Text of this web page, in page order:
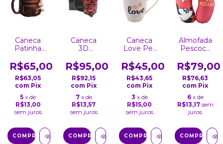
Caneca
Patinha
R$65,00
R$63,05
com Pix
5 x de
R$13,00
sem juros
Caneca
3D
R$95,00
R$92,15
com Pix
7 x de
R$13,57
sem juros
Caneca
Love Pet
R$45,00
R$43,65
com Pix
3 x de
R$15,00
sem juros
Almofada
Pescoco
All About
Mickey
R$79,00
R$76,63
com Pix
6 x de
R$13,17 sem
juros